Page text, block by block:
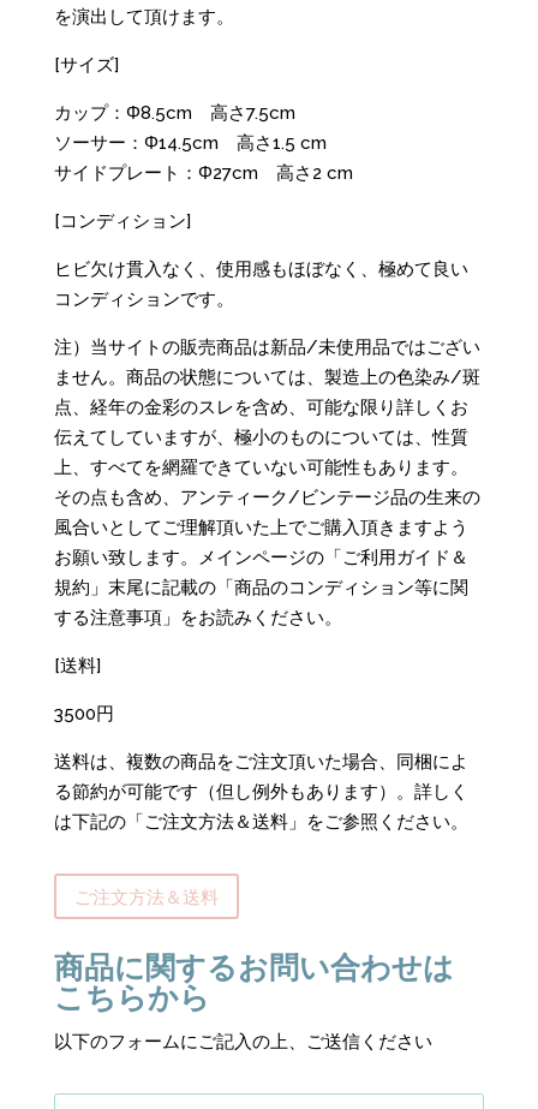
を演出して頂けます。
[サイズ]
カップ：Φ8.5cm 高さ7.5cm
ソーサー：Φ14.5cm 高さ1.5 cm
サイドプレート：Φ27cm 高さ2 cm
[コンディション]
ヒビ欠け貫入なく、使用感もほぼなく、極めて良い
コンディションです。
注）当サイトの販売商品は新品/未使用品ではござい
ません。商品の状態については、製造上の色染み/斑
点、経年の金彩のスレを含め、可能な限り詳しくお
伝えてしていますが、極小のものについては、性質
上、すべてを網羅できていない可能性もあります。
その点も含め、アンティーク/ビンテージ品の生来の
風合いとしてご理解頂いた上でご購入頂きますよう
お願い致します。メインページの「ご利用ガイド＆
規約」末尾に記載の「商品のコンディション等に関
する注意事項」をお読みください。
[送料]
3500円
送料は、複数の商品をご注文頂いた場合、同梱によ
る節約が可能です（但し例外もあります）。詳しく
は下記の「ご注文方法＆送料」をご参照ください。
ご注文方法＆送料
商品に関するお問い合わせは
こちらから
以下のフォームにご記入の上、ご送信ください